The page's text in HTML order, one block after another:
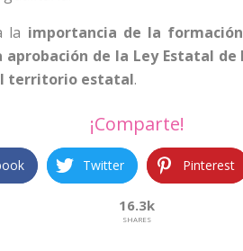
la importancia de la
de la Ley Estatal
territorio estatal.
¡Comparte!
Twitter Pinterest
16.3k
SHARES